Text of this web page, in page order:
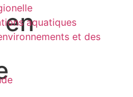
aquatiques
et des
en